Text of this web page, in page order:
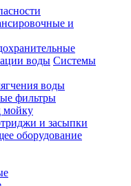
и
Системы
воды
фильтры
мойку
и засыпки
оборудование